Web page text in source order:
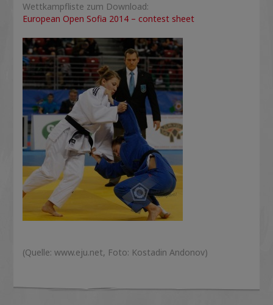
Wettkampfliste zum Download:
European Open Sofia 2014 – contest sheet
(Quelle: www.eju.net, Foto: Kostadin Andonov)